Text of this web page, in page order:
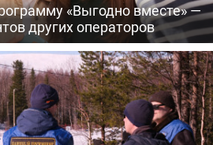
«Выгодно вместе» —
других операторов